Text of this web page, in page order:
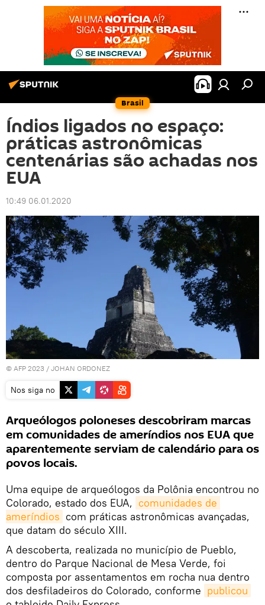
Brasil
Índios ligados no espaço:
práticas astronômicas
centenárias são achadas nos
EUA
10:49 06.01.2020
© AFP 2023 / JOHAN ORDONEZ
Nos siga no
Arqueólogos poloneses descobriram marcas
em comunidades de ameríndios nos EUA que
aparentemente serviam de calendário para os
povos locais.
Uma equipe de arqueólogos da Polônia encontrou no
Colorado, estado dos EUA, comunidades de
ameríndios com práticas astronômicas avançadas,
que datam do século XIII.
A descoberta, realizada no município de Pueblo,
dentro do Parque Nacional de Mesa Verde, foi
composta por assentamentos em rocha nua dentro
dos desfiladeiros do Colorado, conforme publicou